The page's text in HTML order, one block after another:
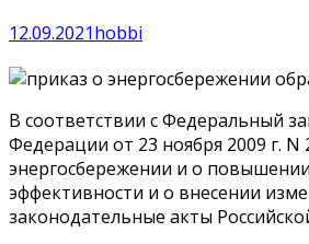
12.09.2021hobbi
В соответствии с Федеральный
Федерации от 23 ноября 2009 г.
энергосбережении и о
эффективности и о внесении
законодательные акты